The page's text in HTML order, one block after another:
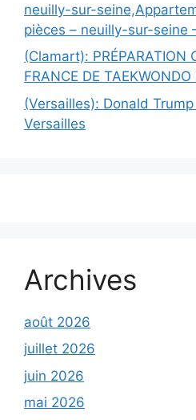
neuilly-sur-
pièces – neuilly-sur-seine
(Clamart): PRÉPARATION
FRANCE DE
(Versailles): Donald
Versailles
Archives
août 2026
juillet 2026
juin 2026
mai 2026